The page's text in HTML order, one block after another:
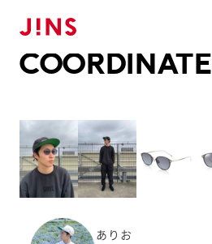
COORDINATE
ありお